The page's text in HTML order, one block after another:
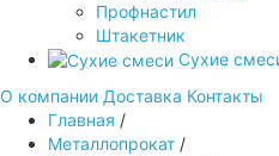
Профнастил
Штакетник
Сухие
О компании Доставка Контакты
Главная /
Металлопрокат /